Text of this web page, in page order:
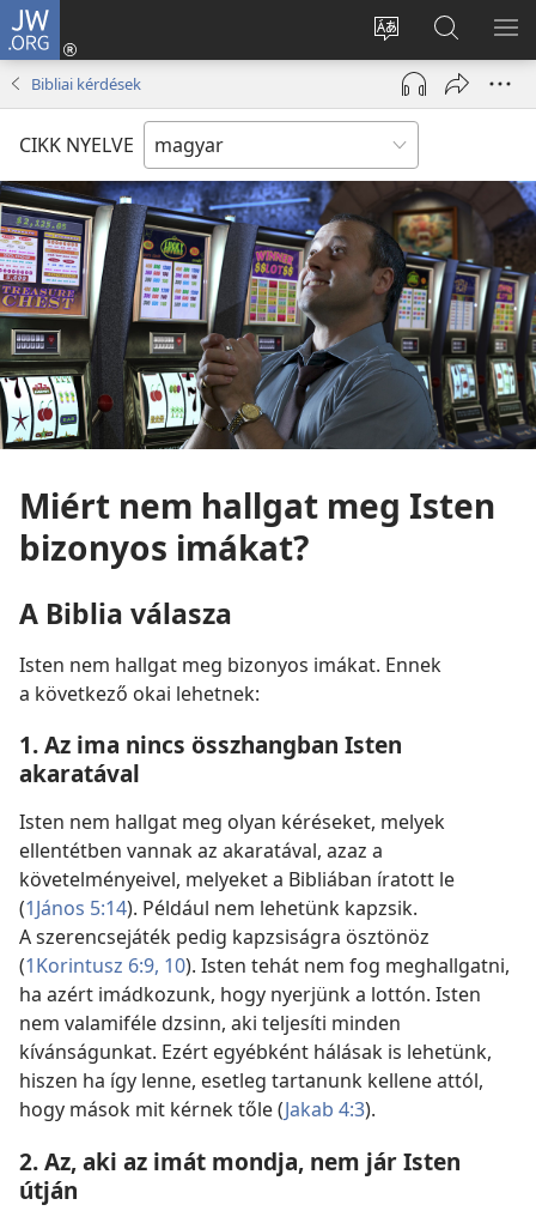
JW.ORG
Oldal
nyelvének
megváltoztatása
Bejelentkezés
(opens
window)
Keresés
a jw.org
honlapon
Bibliai kérdések
CIKK NYELVE
Miért nem hallgat meg Isten
bizonyos imákat?
A Biblia válasza
Isten nem hallgat meg bizonyos imákat. Ennek
a következő okai lehetnek:
1. Az ima nincs összhangban Isten
akaratával
Isten nem hallgat meg olyan kéréseket, melyek
ellentétben vannak az akaratával, azaz a
követelményeivel, melyeket a Bibliában íratott le
(1János 5:14). Például nem lehetünk kapzsik.
A szerencsejáték pedig kapzsiságra ösztönöz
(1Korintusz 6:9, 10). Isten tehát nem fog meghallgatni,
ha azért imádkozunk, hogy nyerjünk a lottón. Isten
nem valamiféle dzsinn, aki teljesíti minden
kívánságunkat. Ezért egyébként hálásak is lehetünk,
hiszen ha így lenne, esetleg tartanunk kellene attól,
hogy mások mit kérnek tőle (Jakab 4:3).
2. Az, aki az imát mondja, nem jár Isten
útján